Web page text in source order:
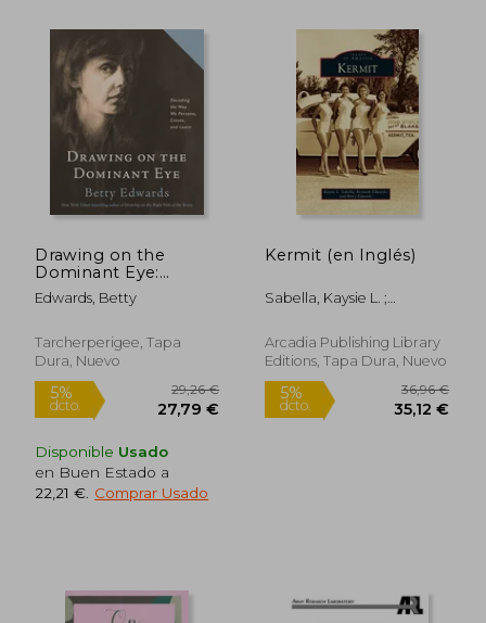
22,57 €
Drawing on the
Dominant Eye:
Decoding the way we
Perceive, Create, and
Edwards, Betty
Tarcherperigee, Tapa
Dura, Nuevo
Disponible Usado
en Buen Estado a
22,21 € Comprar Usado
Kermit (en Inglés)
Sabella, Kaysie L. ;
Edwards, Betty
Arcadia Publishing Library
Editions, Tapa Dura, Nuevo